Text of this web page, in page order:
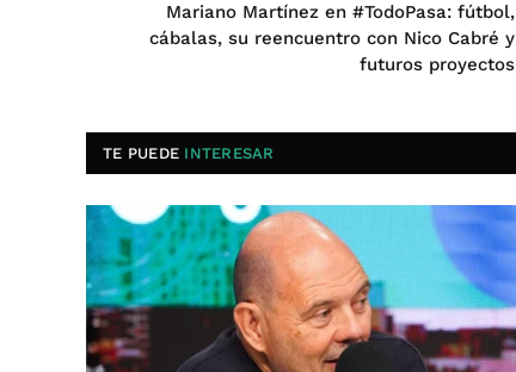
Mariano Martínez en #TodoPasa: fútbol,
cábalas, su reencuentro con Nico Cabré y
futuros proyectos
TE PUEDE INTERESAR